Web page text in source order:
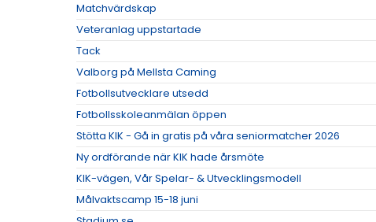
Matchvärdskap
Veteranlag uppstartade
Tack
Valborg på Mellsta Caming
Fotbollsutvecklare utsedd
Fotbollsskoleanmälan öppen
Stötta KIK - Gå in gratis på våra seniormatcher 2026
Ny ordförande när KIK hade årsmöte
KIK-vägen, Vår Spelar- & Utvecklingsmodell
Målvaktscamp 15-18 juni